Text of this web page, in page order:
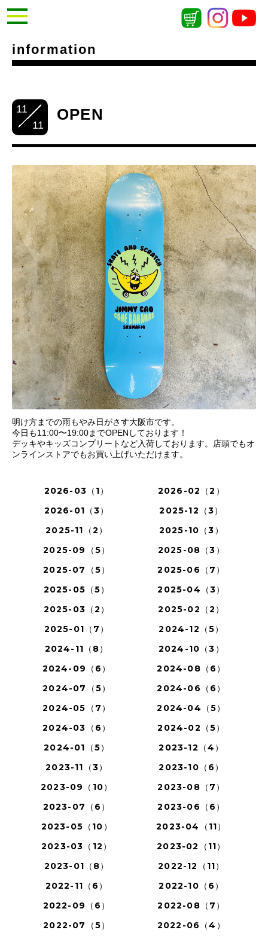
information
11
11
OPEN
明け方までの雨もやみ日がさす大阪市です。
今日も11:00〜19:00までOPENしております！
デッキやキッズコンプリートなど入荷しております。店頭でもオ
ンラインストアでもお買い上げいただけます。
2026-03（1）
2026-02（2）
2026-01（3）
2025-12（3）
2025-11（2）
2025-10（3）
2025-09（5）
2025-08（3）
2025-07（5）
2025-06（7）
2025-05（5）
2025-04（3）
2025-03（2）
2025-02（2）
2025-01（7）
2024-12（5）
2024-11（8）
2024-10（3）
2024-09（6）
2024-08（6）
2024-07（5）
2024-06（6）
2024-05（7）
2024-04（5）
2024-03（6）
2024-02（5）
2024-01（5）
2023-12（4）
2023-11（3）
2023-10（6）
2023-09（10）
2023-08（7）
2023-07（6）
2023-06（6）
2023-05（10）
2023-04（11）
2023-03（12）
2023-02（11）
2023-01（8）
2022-12（11）
2022-11（6）
2022-10（6）
2022-09（6）
2022-08（7）
2022-07（5）
2022-06（4）